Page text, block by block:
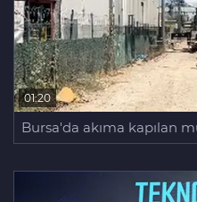
01:20
Bursa'da akıma kapılan